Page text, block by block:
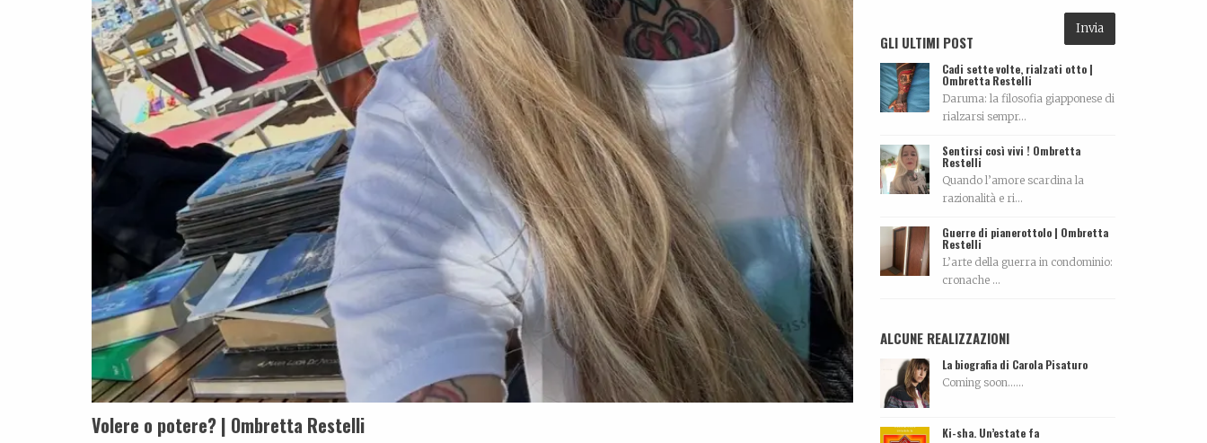
Volere o potere? | Ombretta Restelli
GLI ULTIMI POST
Cadi sette volte, rialzati otto |
Ombretta Restelli
Daruma: la filosofia giapponese di
rialzarsi sempr...
Sentirsi così vivi ! Ombretta
Restelli
Quando l’amore scardina la
razionalità e ri...
Guerre di pianerottolo | Ombretta
Restelli
L’arte della guerra in condominio:
cronache ...
ALCUNE REALIZZAZIONI
La biografia di Carola Pisaturo
Coming soon…...
Ki-sha. Un’estate fa